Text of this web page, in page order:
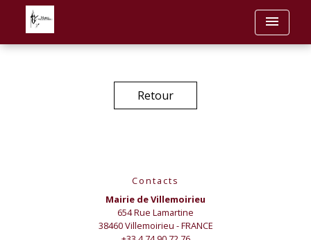
menu
Retour
Contacts
Mairie de Villemoirieu
654 Rue Lamartine
38460 Villemoirieu - FRANCE